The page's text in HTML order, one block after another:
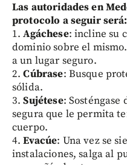
Las autoridades en
protocolo a seguir será:
1.Agáchese: incline su
dominio sobre el
a un lugar seguro.
2.Cúbrase: Busque
sólida.
3.Sujétese:
segura que le permita
cuerpo.
4.Evacúe: Una vez se
instalaciones, salga al